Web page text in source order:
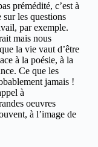
prémédité, c’est à
les questions
par exemple.
mais nous
la vie vaut d’être
à la poésie, à la
Ce que les
jamais !
à
oeuvres
à l’image de